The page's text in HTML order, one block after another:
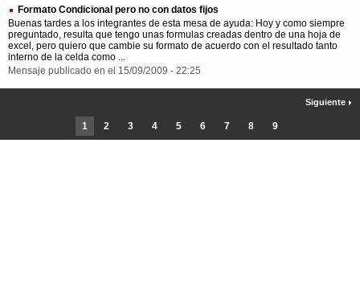
Formato Condicional pero no con datos fijos
Buenas tardes a los integrantes de esta mesa de ayuda: Hoy y como siempre
preguntado, resulta que tengo unas formulas creadas dentro de una hoja de
excel, pero quiero que cambie su formato de acuerdo con el resultado tanto
interno de la celda como ...
Mensaje publicado en el 15/09/2009 - 22:25
1 2 3 4 5 6 7 8 9
Siguiente